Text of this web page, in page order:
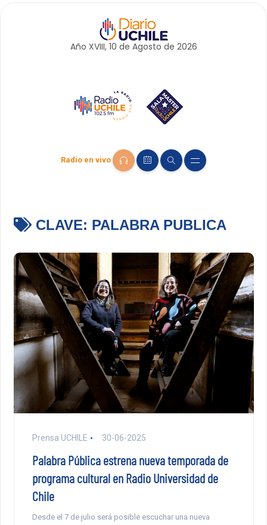
Año XVIII, 10 de Agosto de 2026
Radio en vivo
CLAVE: PALABRA PUBLICA
Prensa UCHILE 30-06-2025
Palabra Pública estrena nueva temporada de
programa cultural en Radio Universidad de
Chile
Desde el 7 de julio será posible escuchar una nueva